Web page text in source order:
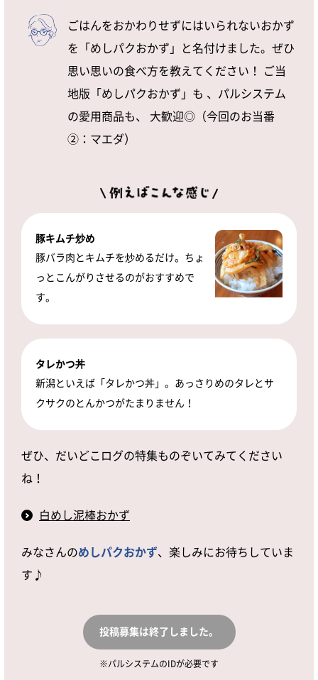
ごはんをおかわりせずにはいられないおかず
を「めしパクおかず」と名付けました。ぜひ
思い思いの食べ方を教えてください！ ご当
地版「めしパクおかず」も 、パルシステム
の愛用商品も、 大歓迎◎（今回のお当番
②：マエダ）
豚キムチ炒め
豚バラ肉とキムチを炒めるだけ。ちょ
っとこんがりさせるのがおすすめで
す。
タレかつ丼
新潟といえば「タレかつ丼」。あっさりめのタレとサ
クサクのとんかつがたまりません！
ぜひ、だいどこログの特集ものぞいてみてください
ね！
白めし泥棒おかず
みなさんのめしパクおかず、楽しみにお待ちしていま
す♪
投稿募集は終了しました。
パルシステムのIDが必要です